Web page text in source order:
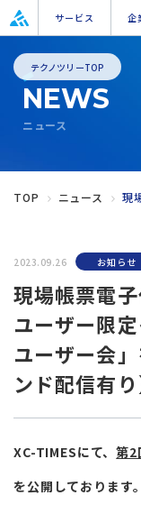
サービス 企
テクノツリーTOP
NEWS
ニュース
TOP ニュース 現
2023.09.26 お知らせ
現場帳票電
ユーザー限
ユーザー会
ンド配信有り
XC-TIMESにて、第2
を公開しております。